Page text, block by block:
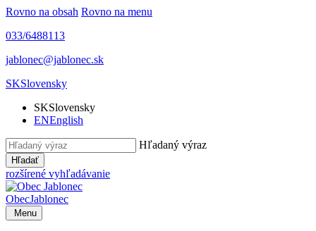
Rovno na obsah Rovno na menu
033/6488113
jablonec@jablonec.sk
SKSlovensky
SKSlovensky
ENEnglish
Hľadaný výraz
Hľadať
rozšírené vyhľadávanie
ObecJablonec
Menu